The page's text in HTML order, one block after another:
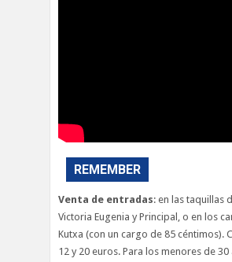
REMEMBER
Venta de entradas: en las taquillas
Victoria Eugenia y Principal, o en los
Kutxa (con un cargo de 85 céntimos).
12 y 20 euros. Para los menores de 30